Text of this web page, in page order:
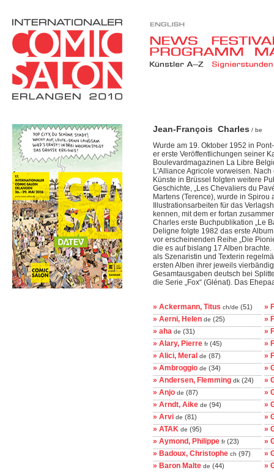
Jean-François Charles / be
Wurde am 19. Oktober 1952 in
er erste Veröffentlichungen seiner
Boulevardmagazinen La Libre
L'Alliance Agricole vorweisen.
Künste in Brüssel folgten weitere
Geschichte, „Les Chevaliers du
Martens (Terence), wurde in
Illustrationsarbeiten für das
kennen, mit dem er fortan
Charles erste Buchpublikation „Le
Deligne folgte 1982 das erste
vor erscheinenden Reihe „Die
die es auf bislang 17 Alben
als Szenaristin und Texterin
ersten Alben ihrer jeweils
Gesamtausgaben deutsch bei
die Serie „Fox“ (Glénat). Das
» Ackermann, Titus ch/de (51)
» Aerni, Helen de (25)
» aha de (31)
» Alary, Pierre fr(45)
» Alici, Meral de (87)
» Ambroggio de (34)
» Andersen, Flemming dk (24)
» Anjo de (87)
» Arndt, Aike de (94)
» Arvi de (81)
» ATAK de (95)
» Aymond, Philippe fr(23)
» Badoux, Christophe ch (97)
» Baron Malte de (44)
»
»
»
»
»
»
»
»
»
»
»
»
»
»